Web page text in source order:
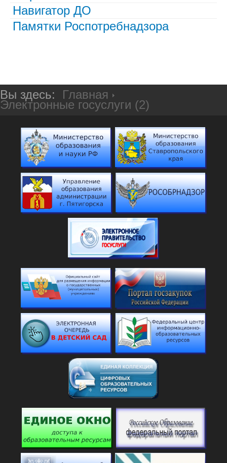
Навигатор ДО
Памятки Роспотребнадзора
Вы здесь: Главная
Электронные госуслуги (2)